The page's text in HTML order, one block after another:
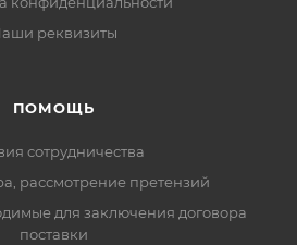
реквизиты
ПОМОЩЬ
сотрудничества
рассмотрение претензий
для заключения договора
поставки